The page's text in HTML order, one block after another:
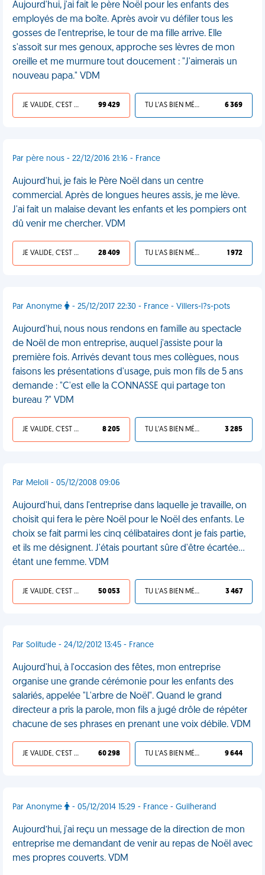
Aujourd'hui, j'ai fait le père Noël pour les enfants des
employés de ma boîte. Après avoir vu défiler tous les
gosses de l'entreprise, le tour de ma fille arrive. Elle
s'assoit sur mes genoux, approche ses lèvres de mon
oreille et me murmure tout doucement : "J'aimerais un
nouveau papa." VDM
JE VALIDE, C'EST UNE VDM 99 429 TU L'AS BIEN MÉRITÉ 6 369
Par père nous - 22/12/2016 21:16 - France
Aujourd'hui, je fais le Père Noël dans un centre
commercial. Après de longues heures assis, je me lève.
J'ai fait un malaise devant les enfants et les pompiers ont
dû venir me chercher. VDM
JE VALIDE, C'EST UNE VDM 28 409 TU L'AS BIEN MÉRITÉ 1 972
Par Anonyme - 25/12/2017 22:30 - France - Villers-l?s-pots
Aujourd'hui, nous nous rendons en famille au spectacle
de Noël de mon entreprise, auquel j'assiste pour la
première fois. Arrivés devant tous mes collègues, nous
faisons les présentations d'usage, puis mon fils de 5 ans
demande : "C'est elle la CONNASSE qui partage ton
bureau ?" VDM
JE VALIDE, C'EST UNE VDM 8 205 TU L'AS BIEN MÉRITÉ 3 285
Par Meloli - 05/12/2008 09:06
Aujourd'hui, dans l'entreprise dans laquelle je travaille, on
choisit qui fera le père Noël pour le Noël des enfants. Le
choix se fait parmi les cinq célibataires dont je fais partie,
et ils me désignent. J'étais pourtant sûre d'être écartée...
étant une femme. VDM
JE VALIDE, C'EST UNE VDM 50 053 TU L'AS BIEN MÉRITÉ 3 467
Par Solitude - 24/12/2012 13:45 - France
Aujourd'hui, à l'occasion des fêtes, mon entreprise
organise une grande cérémonie pour les enfants des
salariés, appelée "L'arbre de Noël". Quand le grand
directeur a pris la parole, mon fils a jugé drôle de répéter
chacune de ses phrases en prenant une voix débile. VDM
JE VALIDE, C'EST UNE VDM 60 298 TU L'AS BIEN MÉRITÉ 9 644
Par Anonyme - 05/12/2014 15:29 - France - Guilherand
Aujourd’hui, j'ai reçu un message de la direction de mon
entreprise me demandant de venir au repas de Noël avec
mes propres couverts. VDM